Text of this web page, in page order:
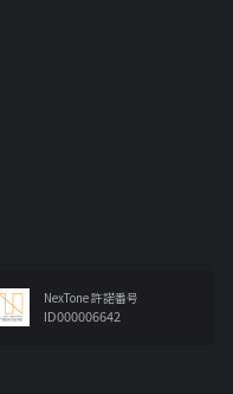
NexTone 許諾番号
ID000006642